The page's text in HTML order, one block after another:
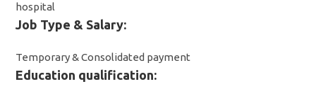
hospital
Job Type & Salary:
Temporary & Consolidated payment
Education qualification: